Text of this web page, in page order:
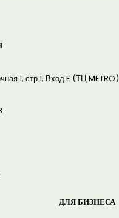
1, стр.1, Вход E (ТЦ METRO)
ДЛЯ БИЗНЕСА